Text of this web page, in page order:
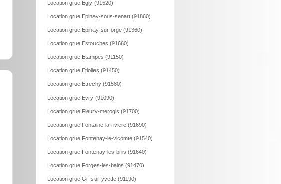
Location grue Egly (91520)
Location grue Epinay-sous-senart (91860)
Location grue Epinay-sur-orge (91360)
Location grue Estouches (91660)
Location grue Etampes (91150)
Location grue Etiolles (91450)
Location grue Etrechy (91580)
Location grue Evry (91090)
Location grue Fleury-merogis (91700)
Location grue Fontaine-la-riviere (91690)
Location grue Fontenay-le-vicomte (91540)
Location grue Fontenay-les-briis (91640)
Location grue Forges-les-bains (91470)
Location grue Gif-sur-yvette (91190)